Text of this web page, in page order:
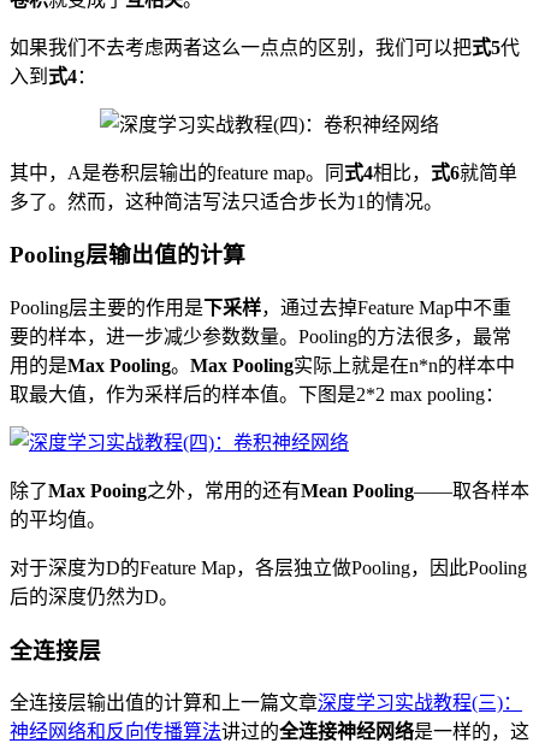
如果我们不去考虑两者这么一点点的区别，我们可以把式5代
入到 式4：
其中，A是卷积层输出的feature map。同式4相比， 式6就简单
多了。然而，这种简洁写法只适合步长为1的情况。
Pooling层输出值的计算
Pooling层主要的作用是下采样，通过去掉Feature Map中不重
要的样本，进一步减少参数数量。Pooling的方法很多，最常
用的是Max Pooling。 Max Pooling实际上就是在n*n的样本中
取最大值，作为采样后的样本值。下图是2*2 max pooling：
除了Max Pooing之外，常用的还有Mean Pooling——取各样本
的平均值。
对于深度为D的Feature Map，各层独立做Pooling，因此Pooling
后的深度仍然为D。
全连接层
全连接层输出值的计算和上一篇文章深度学习实战教程(三)：
神经网络和反向传播算法讲过的全连接神经网络是一样的，这